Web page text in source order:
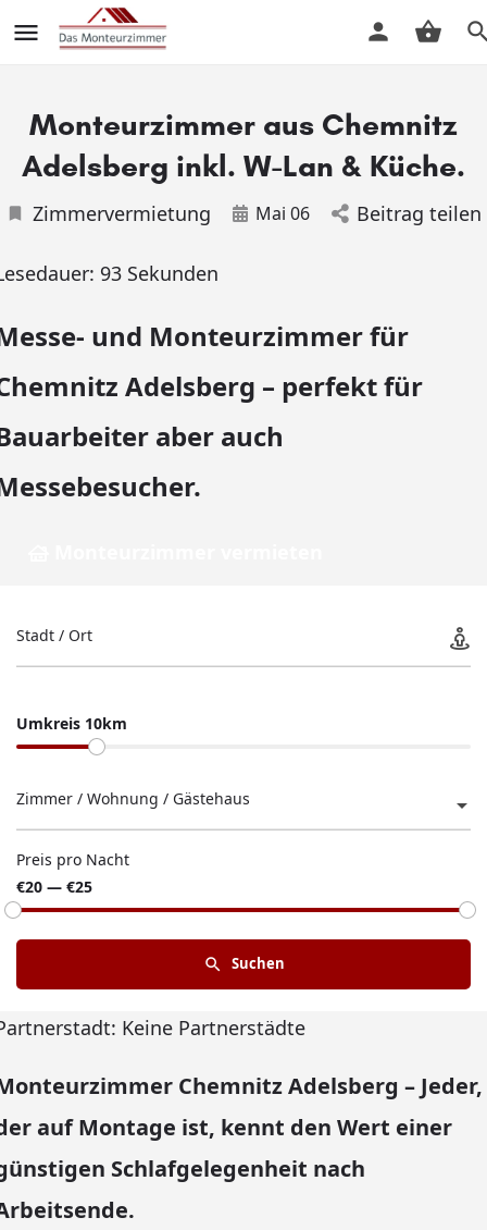
Monteurzimmer aus Chemnitz
Adelsberg inkl. W-Lan & Küche.
Zimmervermietung Mai 06 Beitrag teilen
93 Sekunden
und Monteurzimmer für
Adelsberg – perfekt für
aber auch
Stadt / Ort
Umkreis 10km
Zimmer / Wohnung / Gästehaus
Preis pro Nacht
€20 — €25
Suchen
Keine Partnerstädte
Chemnitz Adelsberg – Jeder,
auf Montage ist, kennt den Wert einer
Schlafgelegenheit nach